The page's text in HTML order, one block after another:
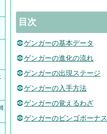
目次
ゲンガーの基本データ
ゲンガーの進化の流れ
ゲンガーの出現ステージ
ゲンガーの入手方法
ゲンガーの覚えるわざ
ゲンガーのビンゴボーナス